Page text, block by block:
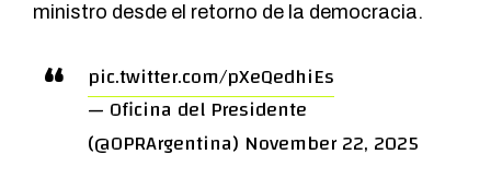
ministro desde el retorno de la democracia.
pic.twitter.com/pXeQedhiEs
— Oficina del Presidente
(@OPRArgentina) November 22, 2025